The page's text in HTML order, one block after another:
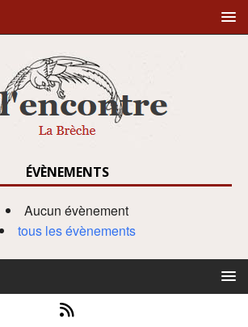
ÉVÈNEMENTS
Aucun évènement
tous les évènements